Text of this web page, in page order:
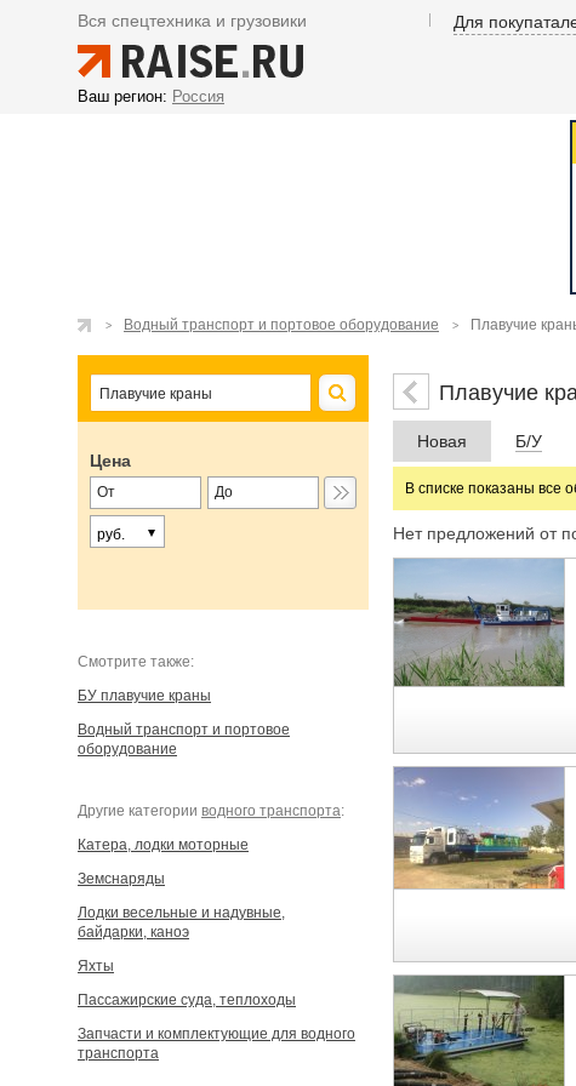
Вся спецтехника и грузовики Для
Ваш регион: Россия
Водный транспорт и портовое оборудование Плавучие
Цена
руб.
Cмотрите также:
БУ плавучие краны
Водный транспорт и портовое
оборудование
Другие категории водного транспорта:
Катера, лодки моторные
Земснаряды
Лодки весельные и надувные,
байдарки, каноэ
Яхты
Пассажирские суда, теплоходы
Запчасти и комплектующие для водного
транспорта
Плавучие
Новая Б/У
В списке показаны все
Нет предложений от